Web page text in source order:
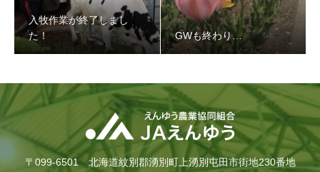
入牧作業が終了しまし
た！
GWも終わり…
〒099-6501 北海道紋別郡湧別町上湧別屯田市街地230番地